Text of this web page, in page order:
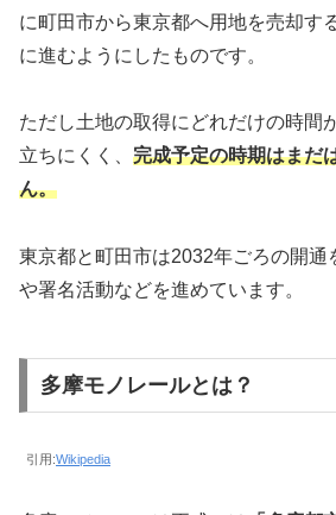
に町田市から東京都へ用地を売却す
に進むようにしたものです。
ただし土地の取得にどれだけの時間
立ちにくく、 完成予定の時期はまだ
ん。
東京都と町田市は2032年ごろの開通
や署名活動などを進めています。
多摩モノレールとは？
引用:Wikipedia